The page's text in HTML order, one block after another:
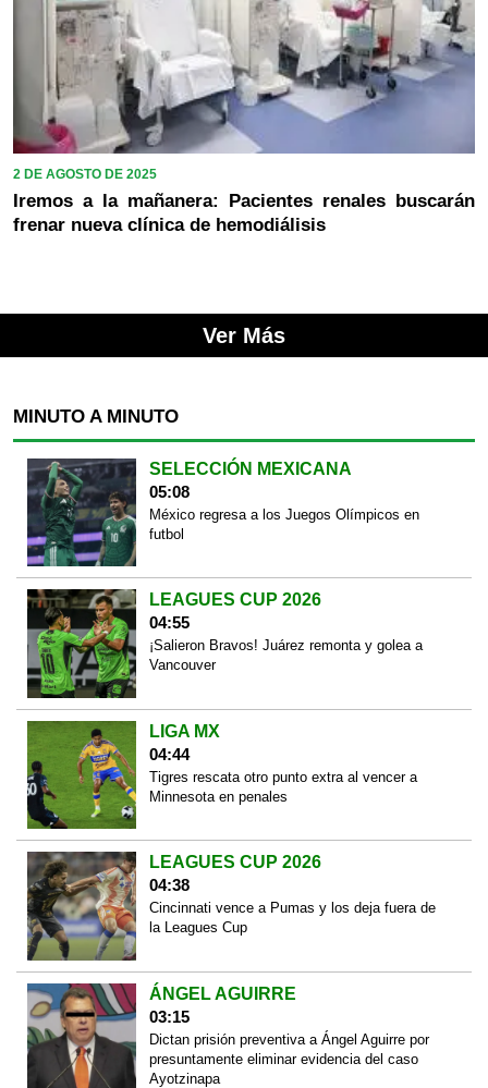
2 DE AGOSTO DE 2025
Iremos a la mañanera: Pacientes renales buscarán
frenar nueva clínica de hemodiálisis
Ver Más
MINUTO A MINUTO
SELECCIÓN MEXICANA
05:08
México regresa a los Juegos Olímpicos en
futbol
LEAGUES CUP 2026
04:55
¡Salieron Bravos! Juárez remonta y golea a
Vancouver
LIGA MX
04:44
Tigres rescata otro punto extra al vencer a
Minnesota en penales
LEAGUES CUP 2026
04:38
Cincinnati vence a Pumas y los deja fuera de
la Leagues Cup
ÁNGEL AGUIRRE
03:15
Dictan prisión preventiva a Ángel Aguirre por
presuntamente eliminar evidencia del caso
Ayotzinapa